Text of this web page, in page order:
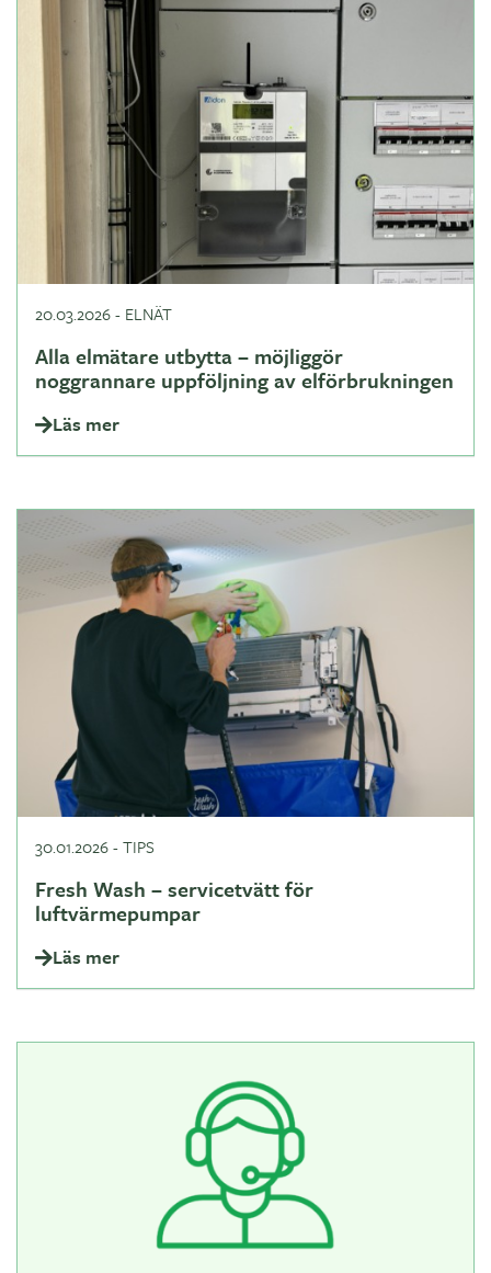
20.03.2026- ELNÄT
Alla elmätare utbytta – möjliggör
noggrannare uppföljning av elförbrukningen
Läs mer
30.01.2026-TIPS
Fresh Wash – servicetvätt för
luftvärmepumpar
Läs mer